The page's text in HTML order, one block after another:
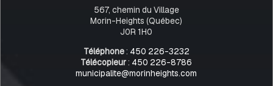
567, chemin du Village
Morin-Heights (Québec)
J0R 1H0
Téléphone: 450 226-3232
Télécopieur: 450 226-8786
municipalite@morinheights.com